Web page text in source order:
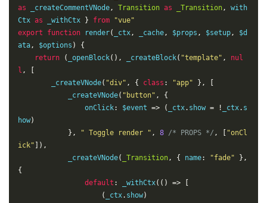
as _createCommentVNode, Transition as _Transition,
with
Ctx as _withCtx } from
"vue"
export
function render( _ctx, _cache, $props , $setup,
$d
ata, $options )
{
return
( _openBlock( ) , _createBlock( "template" ,
nul
l ,
_createVNode( "div" , { class : "app" } ,
_createVNode( "button" ,
{
onClick: $event => ( _ctx. show = ! _ctx. s
how)
} , " Toggle render " , 8 /* PROPS */ ,
"onCl
ick"
) ,
_createVNode( _Transition, { name: "fade" } ,
{
default : _withCtx( ( ) =>
(
_ctx. show)